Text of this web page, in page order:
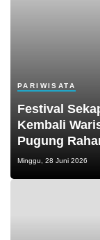
PARIWISATA
Festival
Kembali
Pugung
Minggu, 28 Juni 2026